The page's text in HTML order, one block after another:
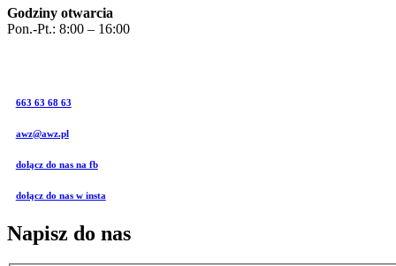
Godziny otwarcia
Pon.-Pt.: 8:00 – 16:00
663 63 68 63
awz@awz.pl
dołącz do nas na fb
dołącz do nas w insta
Napisz do nas